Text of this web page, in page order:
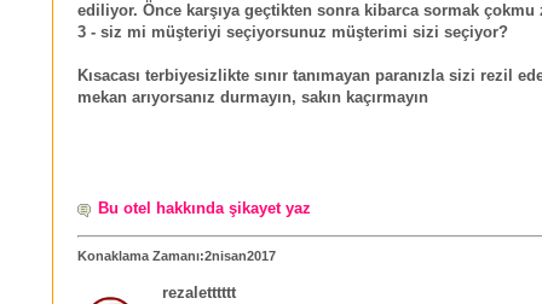
ediliyor. Önce karşıya geçtikten sonra kibarca sormak çokmu
3 - siz mi müşteriyi seçiyorsunuz müşterimi sizi seçiyor?
Kısacası terbiyesizlikte sınır tanımayan paranızla sizi rezil
mekan arıyorsanız durmayın, sakın kaçırmayın
Bu otel hakkında şikayet yaz
Konaklama Zamanı:2nisan2017
rezaletttttt